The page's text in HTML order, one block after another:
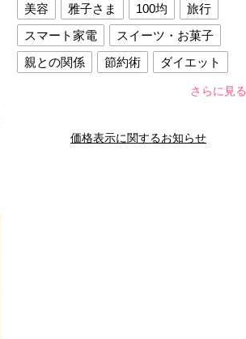
美容 雅子さま 100均
旅行
スマート家電
スイーツ・お菓子
親との関係
節約術
ダイエット
夫との関係
新津春子 どか食い
さらに見る
価格表示に関するお知らせ